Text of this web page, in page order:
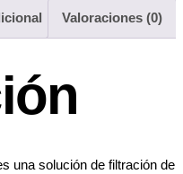
Valoraciones (0)
una solución de filtración de